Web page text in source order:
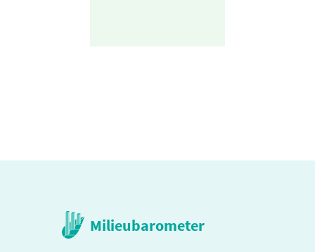
Milieubarometer